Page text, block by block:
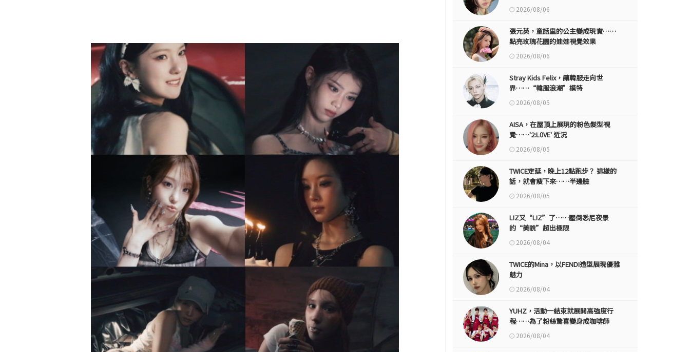
2026/08/06
張元英，童話里的公主變成現實……
點亮玫瑰花園的娃娃視覺效果
2026/08/06
Stray Kids Felix，讓韓服走向世
界……“韓服浪潮”模特
2026/08/05
AISA，在屋頂上展現的粉色髮型視
覺……'2:L0VE' 近況
2026/08/05
TWICE定延，晚上12點跑步？ 這樣的
話，就會瘦下來……半邊臉
2026/08/05
LIZ又“LIZ”了……壓倒悉尼夜景
的“美貌”超出極限
2026/08/04
TWICE的Mina，以FENDI造型展現優雅
魅力
2026/08/04
YUHZ，活動一結束就展開高強度行
程……為了粉絲驚喜變身成咖啡師
2026/08/04